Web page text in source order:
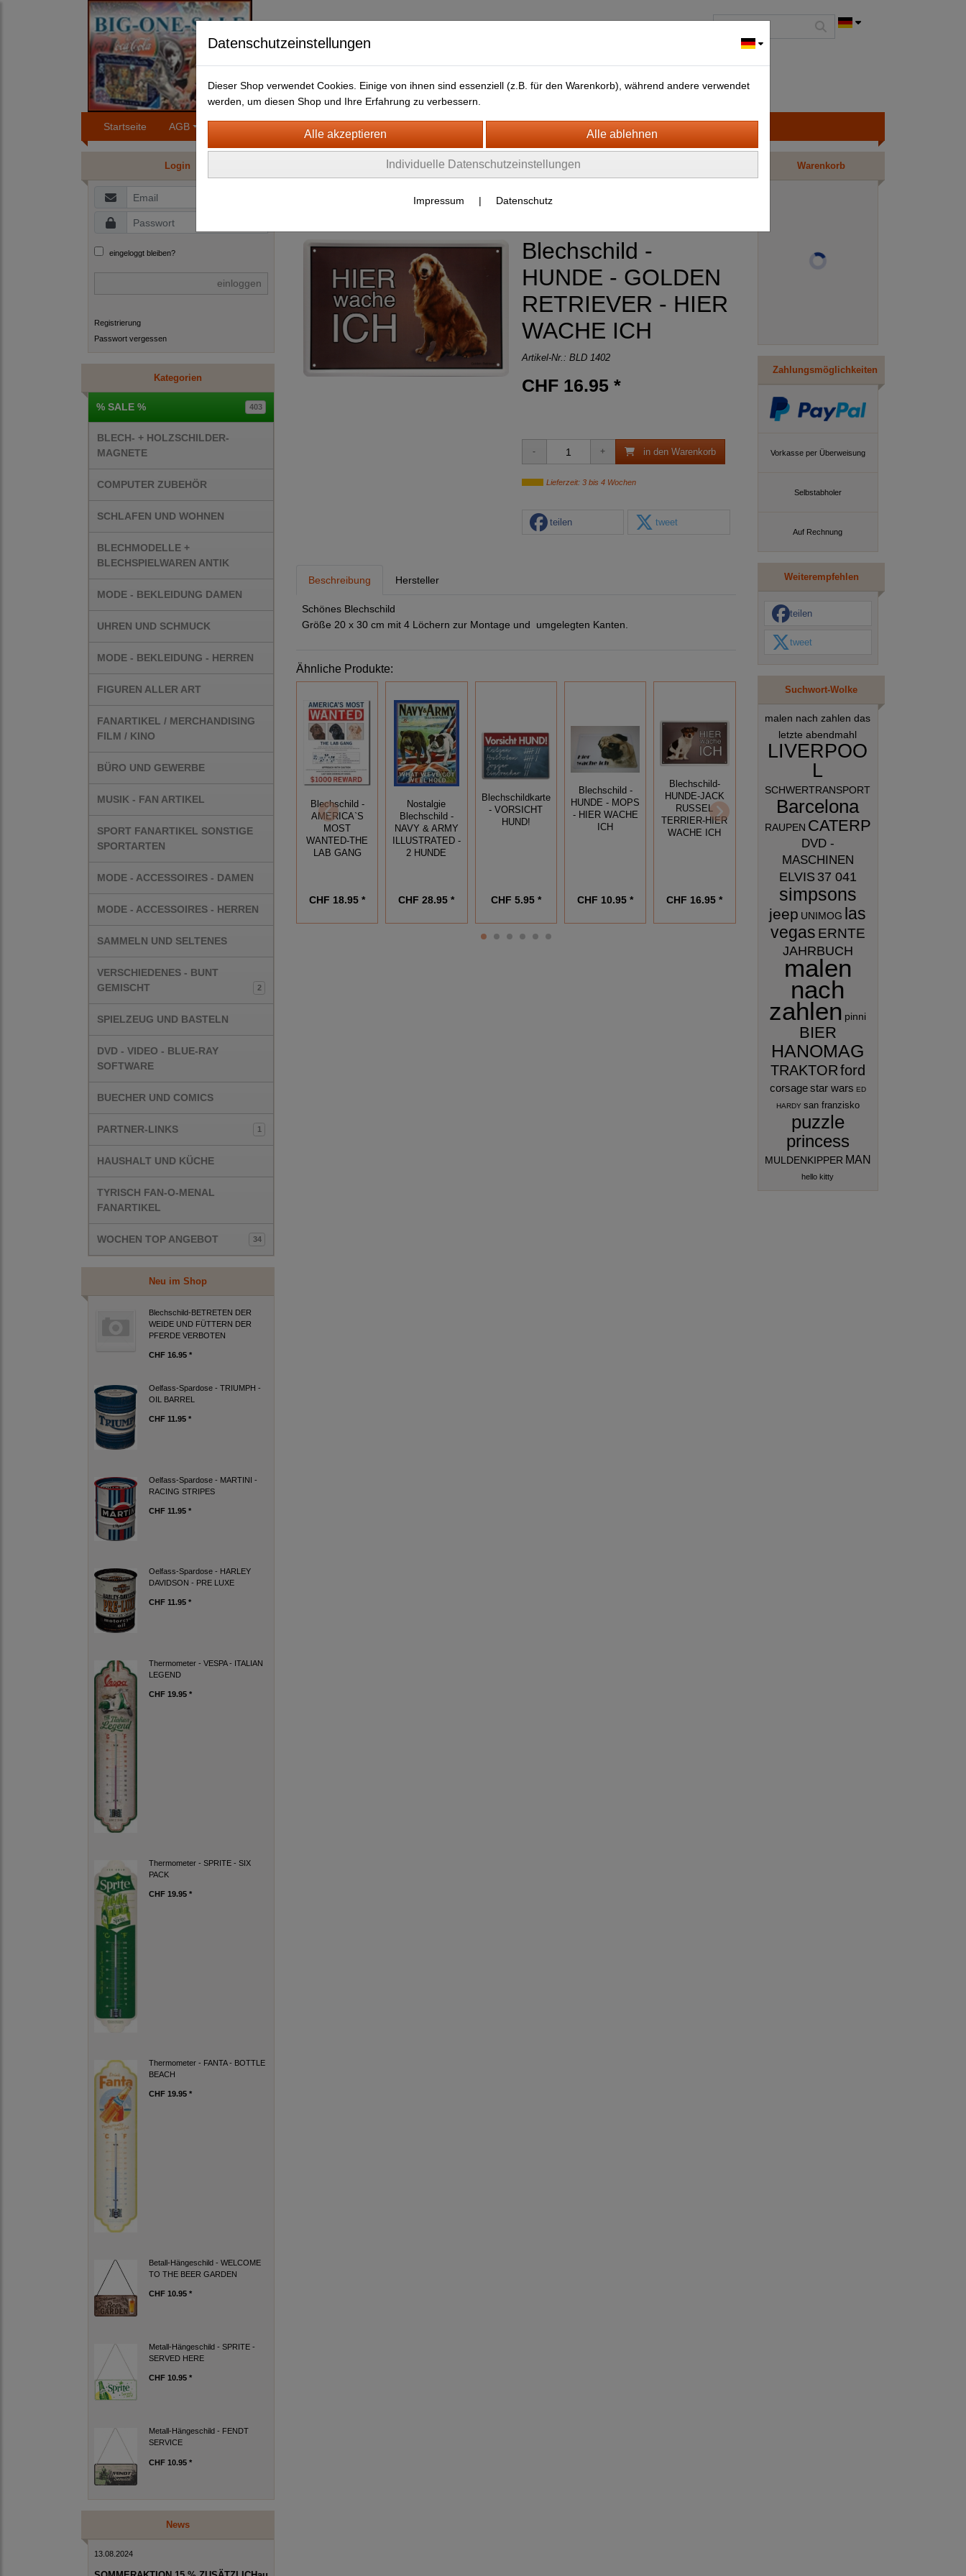
Startseite AGB Kontakt LIEFERFRISTEN ANFAHRTSWEG-GOOGLE MAP
Login
eingeloggt bleiben?
einloggen
Registrierung
Passwort vergessen
Kategorien
% SALE % 403
BLECH- + HOLZSCHILDER-
MAGNETE
COMPUTER ZUBEHÖR
SCHLAFEN UND WOHNEN
BLECHMODELLE +
BLECHSPIELWAREN ANTIK
MODE - BEKLEIDUNG DAMEN
UHREN UND SCHMUCK
MODE - BEKLEIDUNG - HERREN
FIGUREN ALLER ART
FANARTIKEL / MERCHANDISING
FILM / KINO
BÜRO UND GEWERBE
MUSIK - FAN ARTIKEL
SPORT FANARTIKEL SONSTIGE
SPORTARTEN
MODE - ACCESSOIRES - DAMEN
MODE - ACCESSOIRES - HERREN
SAMMELN UND SELTENES
VERSCHIEDENES - BUNT
GEMISCHT
2
SPIELZEUG UND BASTELN
DVD - VIDEO - BLUE-RAY
SOFTWARE
BUECHER UND COMICS
PARTNER-LINKS 1
HAUSHALT UND KÜCHE
TYRISCH FAN-O-MENAL
FANARTIKEL
WOCHEN TOP ANGEBOT 34
Neu im Shop
Blechschild-BETRETEN DER
WEIDE UND FÜTTERN DER
PFERDE VERBOTEN
CHF 16.95 *
Oelfass-Spardose - TRIUMPH -
OIL BARREL
CHF 11.95 *
Oelfass-Spardose - MARTINI -
RACING STRIPES
CHF 11.95 *
Oelfass-Spardose - HARLEY
DAVIDSON - PRE LUXE
CHF 11.95 *
Thermometer - VESPA - ITALIAN
LEGEND
CHF 19.95 *
Thermometer - SPRITE - SIX
PACK
CHF 19.95 *
Thermometer - FANTA - BOTTLE
BEACH
CHF 19.95 *
Betall-Hängeschild - WELCOME
TO THE BEER GARDEN
CHF 10.95 *
Metall-Hängeschild - SPRITE -
SERVED HERE
CHF 10.95 *
Metall-Hängeschild - FENDT
SERVICE
CHF 10.95 *
News
13.08.2024
TYRISCH FAN-O-MENAL FANARTIKEL
Hunde
Blechschild -
HUNDE - GOLDEN
RETRIEVER - HIER
WACHE ICH
Artikel-Nr.: BLD 1402
CHF 16.95 *
in den Warenkorb
Lieferzeit: 3 bis 4 Wochen
teilen tweet
Beschreibung Hersteller
Schönes Blechschild
Größe 20 x 30 cm mit 4 Löchern zur Montage und umgelegten Kanten.
Ähnliche Produkte:
Blechschild -
AMERICA`S
MOST
WANTED-THE
LAB GANG
CHF 18.95 *
Nostalgie
Blechschild -
NAVY & ARMY
ILLUSTRATED -
2 HUNDE
CHF 28.95 *
Blechschildkarte
- VORSICHT
HUND!
CHF 5.95 *
Blechschild -
HUNDE - MOPS
- HIER WACHE
ICH
CHF 10.95 *
Blechschild-
HUNDE-JACK
RUSSEL
TERRIER-HIER
WACHE ICH
CHF 16.95 *
Fun Schild -
WARUM EIN
HUND BESSER
IST ALS EINE
CHF 11.95 *
HUNDE-
DOGGE-
CHF 5.95 *
Warenkorb
Zahlungsmöglichkeiten
Vorkasse per Überweisung
Selbstabholer
Auf Rechnung
Weiterempfehlen
teilen
tweet
Suchwort-Wolke
malen nach zahlen das
letzte abendmahl
LIVERPOO
L
SCHWERTRANSPORT
Barcelona
RAUPEN CATERP
DVD -
MASCHINEN
ELVIS 37 041
simpsons
jeep UNIMOG las
vegas ERNTE
JAHRBUCH
malen
nach
zahlen pinni
BIER
HANOMAG
TRAKTORford
corsagestar wars ED
HARDY san franzisko
puzzle
princess
MULDENKIPPER MAN
hello kitty
Datenschutzeinstellungen
Dieser Shop verwendet Cookies. Einige von ihnen sind essenziell (z.B. für den Warenkorb), während andere verwendet
werden, um diesen Shop und Ihre Erfahrung zu verbessern.
Individuelle Datenschutzeinstellungen
Impressum | Datenschutz